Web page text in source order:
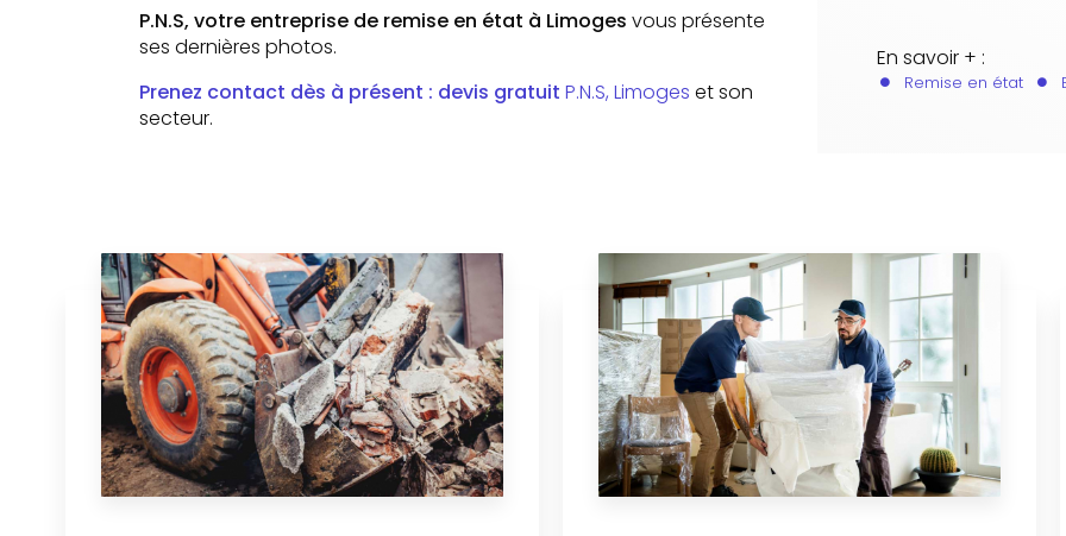
P.N.S, votre entreprise de remise en état à Limoges vous présente
ses dernières photos.
Prenez contact dès à présent : devis gratuit P.N.S, Limoges et son
secteur.
En savoir + :
Remise en état